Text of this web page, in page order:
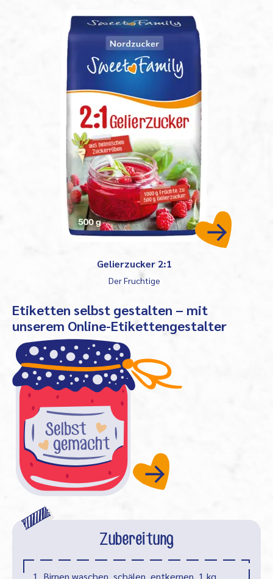
Gelierzucker 2:1
Der Fruchtige
Etiketten selbst gestalten – mit
unserem Online-Etikettengestalter
Zubereitung
1. Birnen waschen, schälen, entkernen, 1 kg